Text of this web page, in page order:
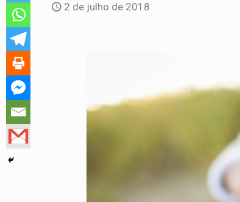
2 de julho de 2018